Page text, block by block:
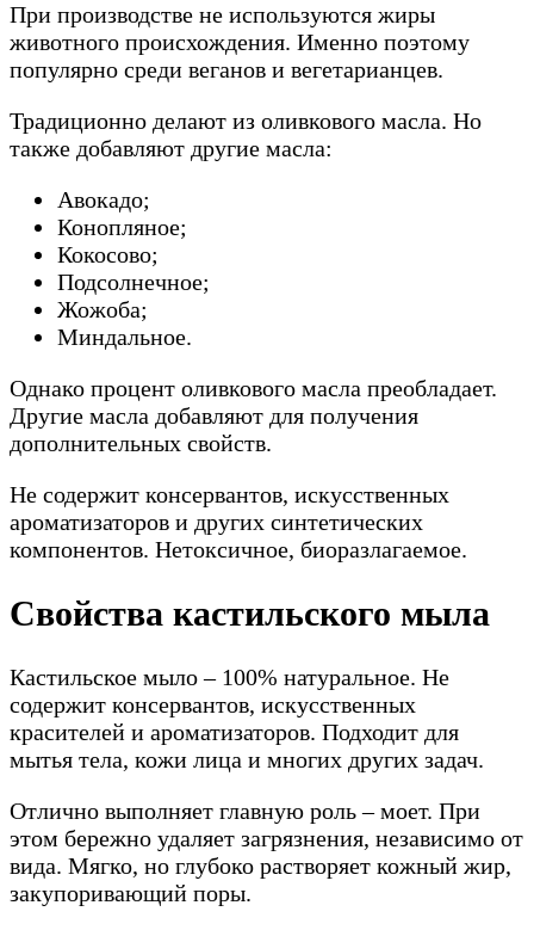
При производстве не используются жиры
животного происхождения. Именно поэтому
популярно среди веганов и вегетарианцев.
Традиционно делают из оливкового масла. Но
также добавляют другие масла:
Авокадо;
Конопляное;
Кокосово;
Подсолнечное;
Жожоба;
Миндальное.
Однако процент оливкового масла преобладает.
Другие масла добавляют для получения
дополнительных свойств.
Не содержит консервантов, искусственных
ароматизаторов и других синтетических
компонентов. Нетоксичное, биоразлагаемое.
Свойства кастильского мыла
Кастильское мыло – 100% натуральное. Не
содержит консервантов, искусственных
красителей и ароматизаторов. Подходит для
мытья тела, кожи лица и многих других задач.
Отлично выполняет главную роль – моет. При
этом бережно удаляет загрязнения, независимо от
вида. Мягко, но глубоко растворяет кожный жир,
закупоривающий поры.